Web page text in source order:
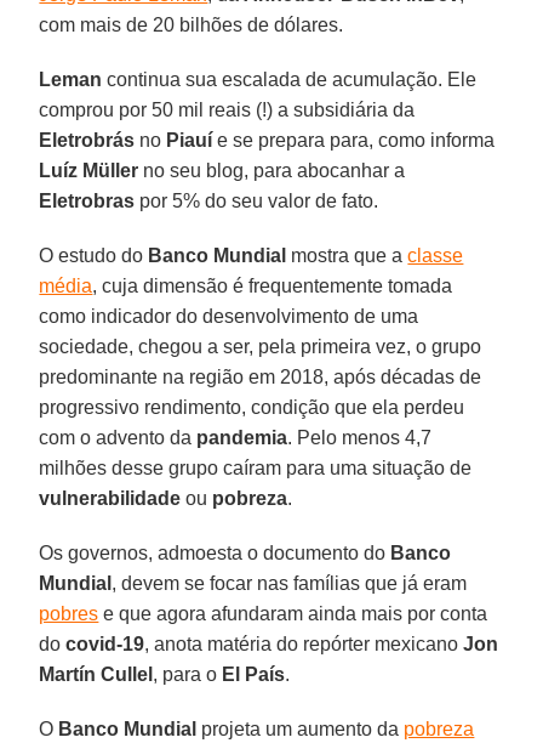
com mais de 20 bilhões de dólares.
Leman continua sua escalada de acumulação. Ele
comprou por 50 mil reais (!) a subsidiária da
Eletrobrás no Piauí e se prepara para, como informa
Luíz Müller no seu blog, para abocanhar a
Eletrobras por 5% do seu valor de fato.
O estudo do Banco Mundial mostra que aclasse
média, cuja dimensão é frequentemente tomada
como indicador do desenvolvimento de uma
sociedade, chegou a ser, pela primeira vez, o grupo
predominante na região em 2018, após décadas de
progressivo rendimento, condição que ela perdeu
com o advento da pandemia. Pelo menos 4,7
milhões desse grupo caíram para uma situação de
vulnerabilidade ou pobreza.
Os governos, admoesta o documento do Banco
Mundial , devem se focar nas famílias que já eram
pobres e que agora afundaram ainda mais por conta
docovid-19, anota matéria do repórter mexicanoJon
Martín Cullel , para o El País.
O Banco Mundial projeta um aumento da pobreza